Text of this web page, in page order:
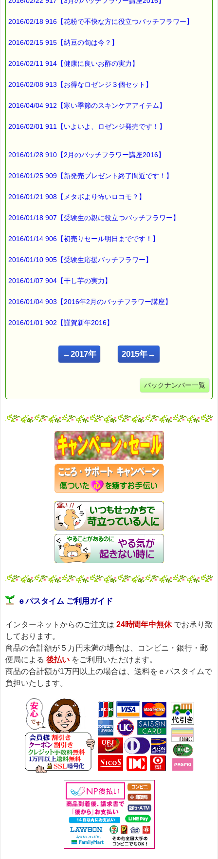
2016/02/18 916【花粉で不快な方に役立つバッチフラワー】
2016/02/15 915【納豆の旬は今？】
2016/02/11 914【健康に良いお酢の実力】
2016/02/08 913【お得なロゼンジ３個セット】
2016/04/04 912【寒い季節のスキンケアアイテム】
2016/02/01 911【いよいよ、ロゼンジ発売です！】
2016/01/28 910【2月のバッチフラワー講座2016】
2016/01/25 909【新発売プレゼント終了間近です！】
2016/01/21 908【メタボより怖いロコモ？】
2016/01/18 907【受験生の親に役立つバッチフラワー】
2016/01/14 906【初売りセール明日までです！】
2016/01/10 905【受験生応援バッチフラワー】
2016/01/07 904【干し芋の実力】
2016/01/04 903【2016年2月のバッチフラワー講座】
2016/01/01 902【謹賀新年2016】
←2017年 2015年→
バックナンバー一覧
ｅパスタイム ご利用ガイド
インターネットからのご注文は 24時間年中無休でお承り致
しております。
商品の合計額が５万円未満の場合は、コンビニ・銀行・郵
便局による 後払い をご利用いただけます。
商品の合計額が1万円以上の場合は、送料をｅパスタイムで
負担いたします。